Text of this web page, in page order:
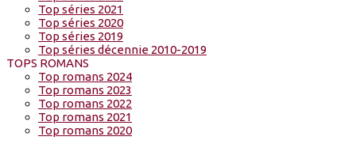
Top séries 2021
Top séries 2020
Top séries 2019
Top séries décennie 2010-2019
TOPS ROMANS
Top romans 2024
Top romans 2023
Top romans 2022
Top romans 2021
Top romans 2020